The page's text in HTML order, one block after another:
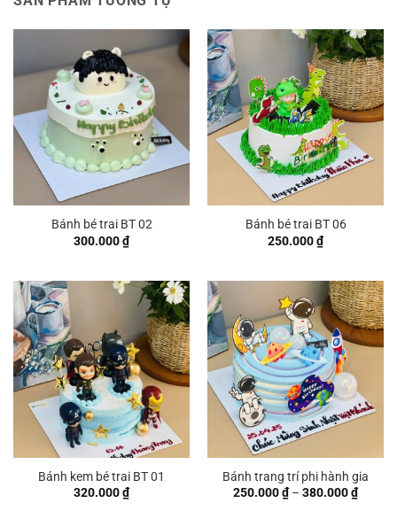
Bánh bé trai BT 02
300.000₫
Bánh bé trai BT 06
250.000₫
Bánh kem bé trai BT 01
320.000₫
Bánh trang trí phi hành gia
250.000₫ – 380.000₫
giá: